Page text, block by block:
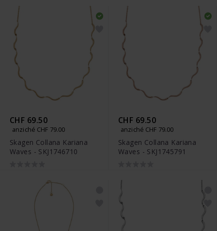
CHF 69.50
anziché CHF 79.00
Skagen Collana Kariana
Waves - SKJ1746710
CHF 69.50
anziché CHF 79.00
Skagen Collana Kariana
Waves - SKJ1745791